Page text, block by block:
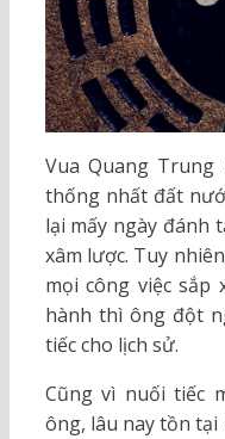
Vua Quang
thống nhất đất
lại mấy ngày đánh
xâm lược. Tuy
mọi công việc sắp
hành thì ông đột
tiếc cho lịch sử.
Cũng vì nuối tiếc
ông, lâu nay tồn